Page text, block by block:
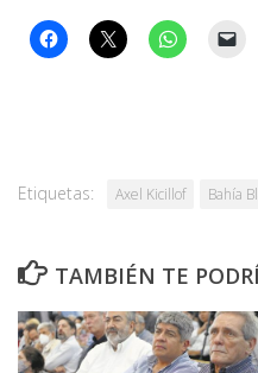
Etiquetas: Axel Kicillof Bahía
TAMBIÉN TE